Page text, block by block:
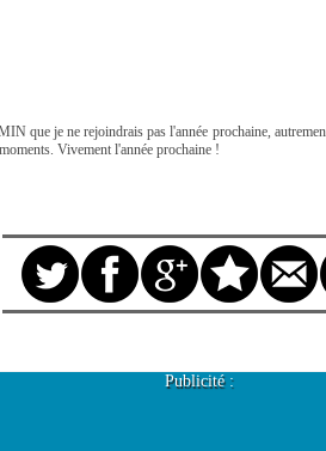
que je ne rejoindrais pas l'année prochaine,
Vivement l'année prochaine !
Publicité :